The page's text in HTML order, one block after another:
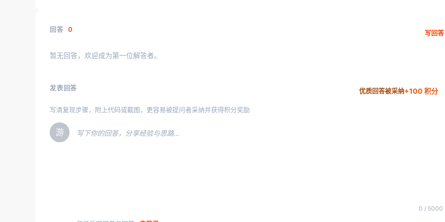
回答 0 写回答
暂无回答，欢迎成为第一位解答者。
发表回答 优质回答被采纳+100 积分
写清复现步骤，附上代码或截图，更容易被提问者采纳并获得积分奖励
游 写下你的回答，分享经验与思路…
0 / 5000